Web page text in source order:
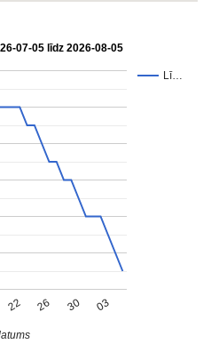
07-05 līdz 2026-08-05
Lī…
22 26 30 03